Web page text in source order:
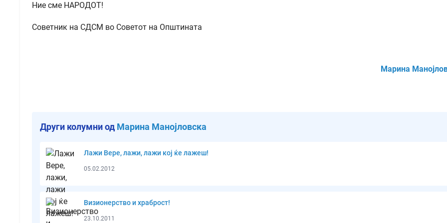
Ние сме НАРОДОТ!
Советник на СДСМ во Советот на Општината
Марина
Други колумни од Марина Манојловска
Лажи Вере, лажи, лажи кој ќе лажеш!
05.02.2012
Визионерство и храброст!
23.10.2011